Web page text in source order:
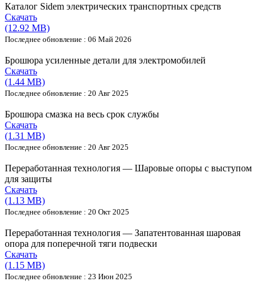
Каталог Sidem электрических транспортных средств
Скачать
(12.92 MB)
Последнее обновление : 06 Май 2026
Брошюра усиленные детали для электромобилей
Скачать
(1.44 MB)
Последнее обновление : 20 Авг 2025
Брошюра смазка на весь срок службы
Скачать
(1.31 MB)
Последнее обновление : 20 Авг 2025
Переработанная технология — Шаровые опоры с выступом
для защиты
Скачать
(1.13 MB)
Последнее обновление : 20 Окт 2025
Переработанная технология — Запатентованная шаровая
опора для поперечной тяги подвески
Скачать
(1.15 MB)
Последнее обновление : 23 Июн 2025